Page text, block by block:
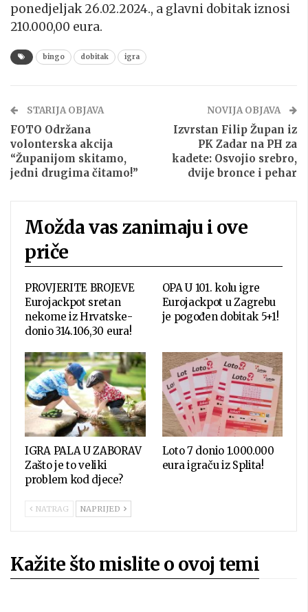
ponedjeljak 26.02.2024., a glavni dobitak iznosi
210.000,00 eura.
bingo dobitak igra
STARIJA OBJAVA
FOTO Održana
volonterska akcija
“Županijom skitamo,
jedni drugima čitamo!”
NOVIJA OBJAVA
Izvrstan Filip Župan iz
PK Zadar na PH za
kadete: Osvojio srebro,
dvije bronce i pehar
Možda vas zanimaju i ove
priče
PROVJERITE BROJEVE
Eurojackpot sretan
nekome iz Hrvatske-
donio 314.106,30 eura!
OPA U 101. kolu igre
Eurojackpot u Zagrebu
je pogođen dobitak 5+1!
IGRA PALA U ZABORAV
Zašto je to veliki
problem kod djece?
Loto 7 donio 1.000.000
eura igraču iz Splita!
NATRAG NAPRIJED
Kažite što mislite o ovoj temi